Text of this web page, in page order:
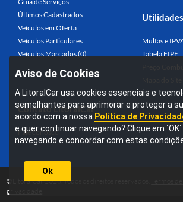
Últimos Cadastrados
Veículos em Oferta
Veículos Particulares
Veículos Marcados (0)
Utilidades
Multas e
Tabela FIPE
Contato LitoralCar
Fale conosco
©LitoralCar 2026. Todos os direitos reservados.
privacidade
Aviso de Cookies
A LitoralCar usa cookies essenciais e
semelhantes para aprimorar e proteger a
acordo com a nossa Política de
e quer continuar navegando? Clique em
navegando e concordar com estas
Ok